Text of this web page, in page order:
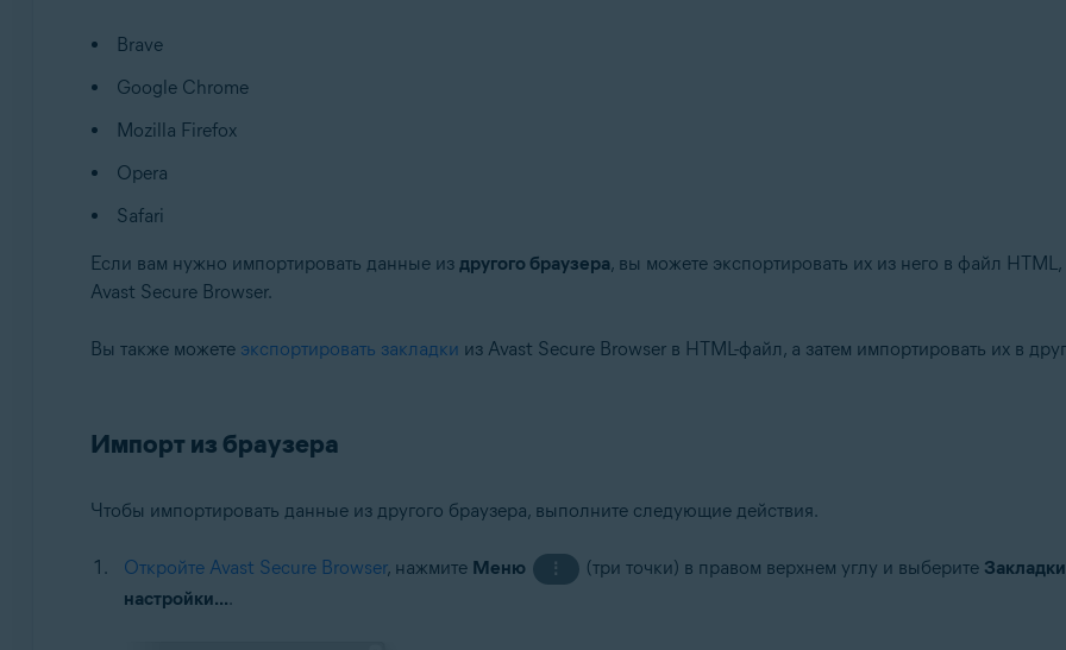
Brave
Google Chrome
Mozilla Firefox
Opera
Safari
Если вам нужно импортировать данные из другого браузера, вы можете экспортировать их из него в файл HTML,
Avast Secure Browser.
Вы также можете экспортировать закладки из Avast Secure Browser в HTML-файл, а затем импортировать их в
Импорт из браузера
Чтобы импортировать данные из другого браузера, выполните следующие действия.
Откройте Avast Secure Browser, нажмите Меню ⋮ (три точки) в правом верхнем углу и выберите
настройки....